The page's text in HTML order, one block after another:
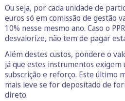
Ou seja, por cada unidade de
euros só em comissão de gestão
10% nesse mesmo ano. Caso o
desvalorize, não tem de pagar
Além destes custos, pondere o
já que estes instrumentos
subscrição e reforço. Este último
mais leve se for depositado de
direto.